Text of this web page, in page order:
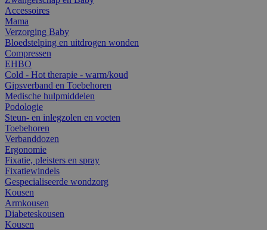
Accessoires
Mama
Verzorging Baby
Bloedstelping en uitdrogen wonden
Compressen
EHBO
Cold - Hot therapie - warm/koud
Gipsverband en Toebehoren
Medische hulpmiddelen
Podologie
Steun- en inlegzolen en voeten
Toebehoren
Verbanddozen
Ergonomie
Fixatie, pleisters en spray
Fixatiewindels
Gespecialiseerde wondzorg
Kousen
Armkousen
Diabeteskousen
Kousen